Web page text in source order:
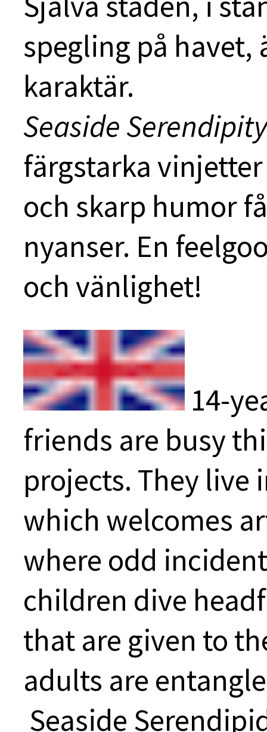
spegling på havet,
karaktär.
Seaside
färgstarka
och skarp humor
nyanser. En
och vänlighet!
14-
friends are busy
projects. They live
which welcomes
where odd
children dive
that are given to
adults are
Seaside